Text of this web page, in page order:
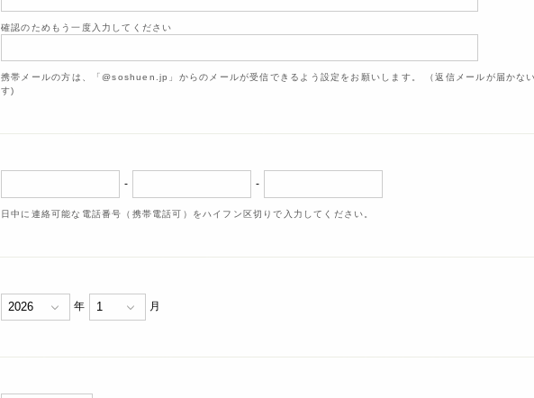
確認のためもう一度入力してください
携帯メールの方は、「@soshuen.jp」からのメールが受信できるよう設定をお願いします。 （返信メールが届かな
す)
- -
日中に連絡可能な電話番号（携帯電話可）をハイフン区切りで入力してください。
年 月